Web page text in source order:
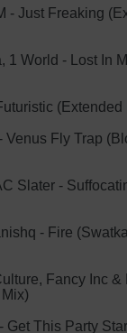
- Just Freaking
1 World - Lost In
(Extended
Fly Trap
Slater -
- Fire
Fancy Inc &
This Party